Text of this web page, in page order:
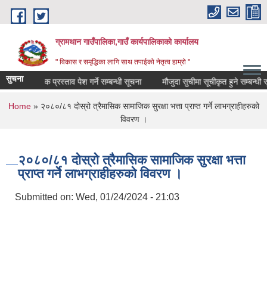
Skip to main content
ग्रामथान गाउँपालिका,गाउँ कार्यपालिकाको कार्यालय
" विकास र समृद्धिका लागि साथ तपाईको नेतृत्व हाम्रो "
सुचना
तथा आर्थिक प्रस्ताव पेश गर्ने सम्बन्धी सूचना मौजुदा सुचीमा सूचीकृत हुने सम्बन्धी सूचना
You are here
Home» २०८०/८१ दोस्रो त्रैमासिक सामाजिक सुरक्षा भत्ता प्राप्त गर्ने लाभग्राहीहरुको
विवरण ।
२०८०/८१ दोस्रो त्रैमासिक सामाजिक सुरक्षा भत्ता
प्राप्त गर्ने लाभग्राहीहरुको विवरण ।
Submitted on: Wed, 01/24/2024 - 21:03